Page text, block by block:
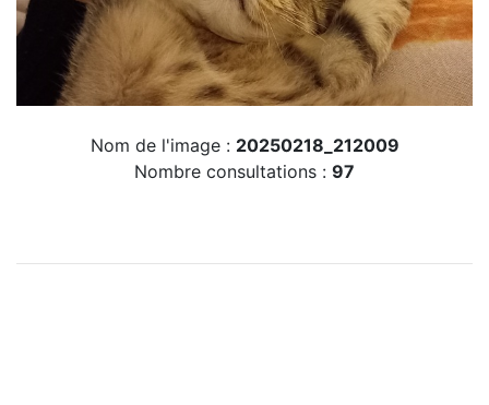
Nom de l'image : 20250218_212009
Nombre consultations : 97